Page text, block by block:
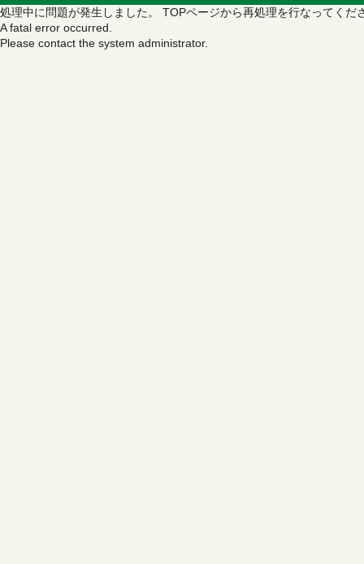
処理中に問題が発生しました。 TOPページから再処理を行なってくだ
A fatal error occurred.
Please contact the system administrator.